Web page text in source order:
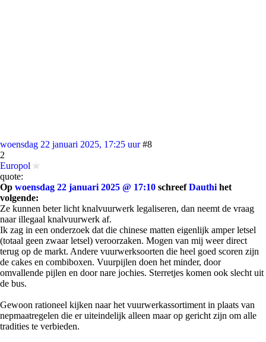
woensdag 22 januari 2025, 17:25 uur #8
2
Europol
quote:
Op woensdag 22 januari 2025 @ 17:10 schreefDauthi het
volgende:
Ze kunnen beter licht knalvuurwerk legaliseren, dan neemt de vraag
naar illegaal knalvuurwerk af.
Ik zag in een onderzoek dat die chinese matten eigenlijk amper letsel
(totaal geen zwaar letsel) veroorzaken. Mogen van mij weer direct
terug op de markt. Andere vuurwerksoorten die heel goed scoren zijn
de cakes en combiboxen. Vuurpijlen doen het minder, door
omvallende pijlen en door nare jochies. Sterretjes komen ook slecht uit
de bus.
Gewoon rationeel kijken naar het vuurwerkassortiment in plaats van
nepmaatregelen die er uiteindelijk alleen maar op gericht zijn om alle
tradities te verbieden.